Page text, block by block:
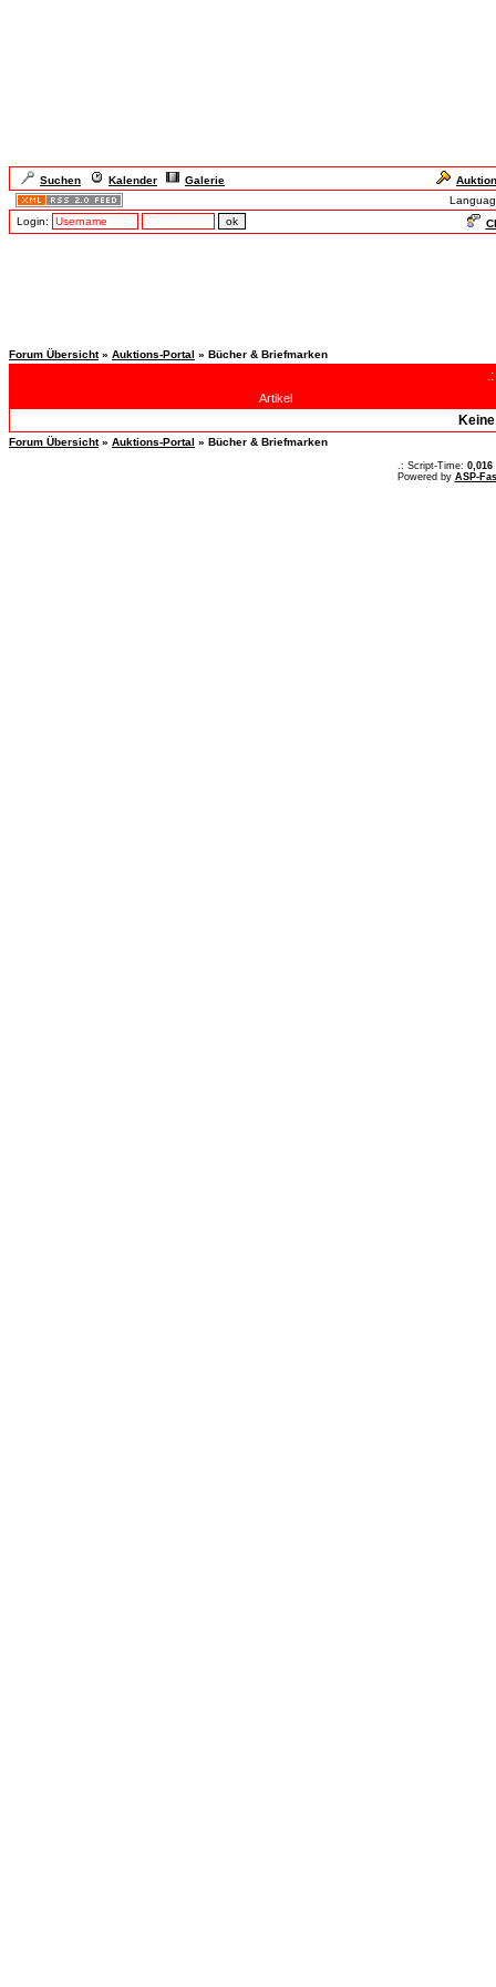
Suchen Kalender Galerie
Login:
Forum Übersicht» Auktions-Portal » Bücher & Briefmarken
Artikel
Forum Übersicht» Auktions-Portal » Bücher & Briefmarken
.: Script-Time: 0,016
Powered by ASP-